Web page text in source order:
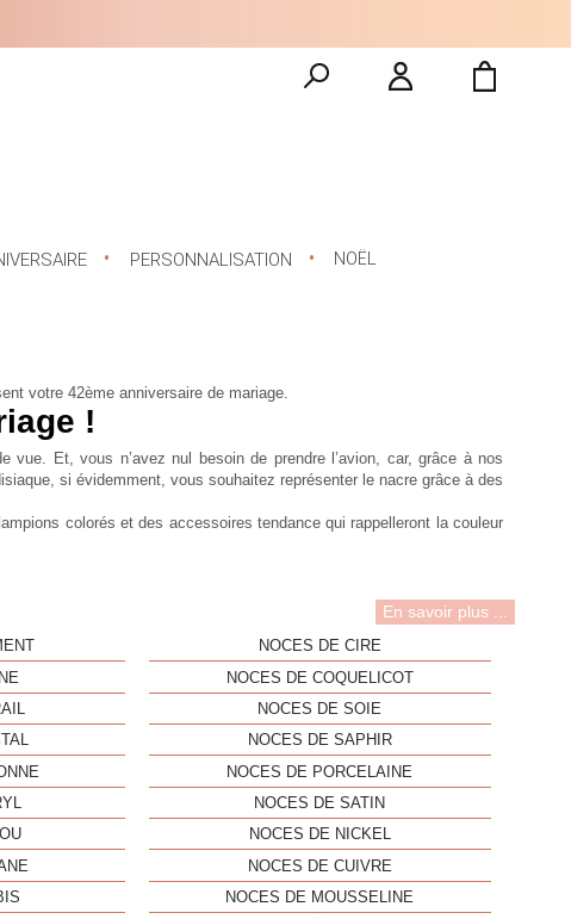
PERSONNALISATION NOËL
votre 42ème anniversaire de mariage.
!
Et, vous n’avez nul besoin de prendre l’avion, car, grâce à nos
si évidemment, vous souhaitez représenter le nacre grâce à des
colorés et des accessoires tendance qui rappelleront la couleur
En savoir plus ...
NOCES DE CIRE
NOCES DE COQUELICOT
NOCES DE SOIE
NOCES DE SAPHIR
NOCES DE PORCELAINE
NOCES DE SATIN
NOCES DE NICKEL
NOCES DE CUIVRE
NOCES DE MOUSSELINE